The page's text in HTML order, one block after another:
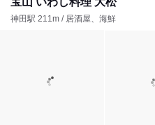
神田駅 211m / 居酒屋、海鮮